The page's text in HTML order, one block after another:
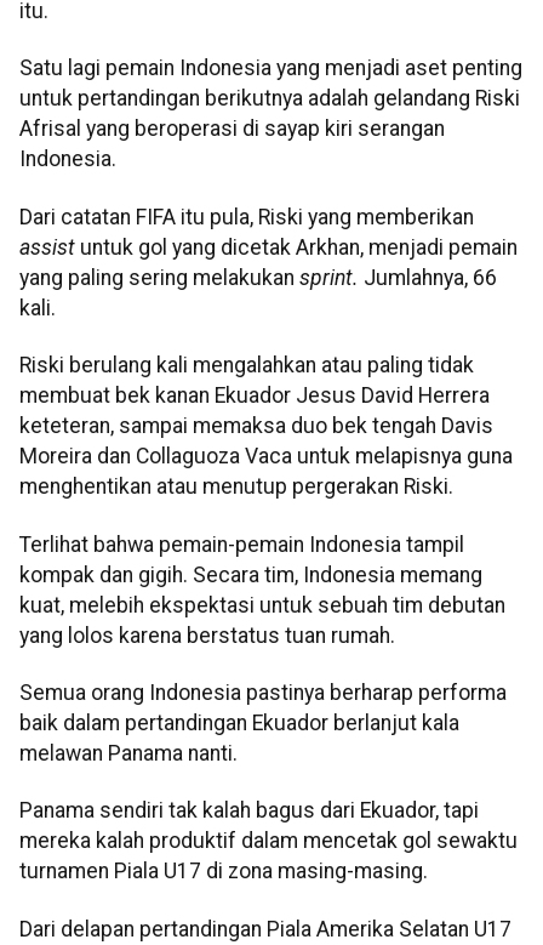
itu.
Satu lagi pemain Indonesia yang menjadi aset penting
untuk pertandingan berikutnya adalah gelandang Riski
Afrisal yang beroperasi di sayap kiri serangan
Indonesia.
Dari catatan FIFA itu pula, Riski yang memberikan
assist untuk gol yang dicetak Arkhan, menjadi pemain
yang paling sering melakukan sprint. Jumlahnya, 66
kali.
Riski berulang kali mengalahkan atau paling tidak
membuat bek kanan Ekuador Jesus David Herrera
keteteran, sampai memaksa duo bek tengah Davis
Moreira dan Collaguoza Vaca untuk melapisnya guna
menghentikan atau menutup pergerakan Riski.
Terlihat bahwa pemain-pemain Indonesia tampil
kompak dan gigih. Secara tim, Indonesia memang
kuat, melebih ekspektasi untuk sebuah tim debutan
yang lolos karena berstatus tuan rumah.
Semua orang Indonesia pastinya berharap performa
baik dalam pertandingan Ekuador berlanjut kala
melawan Panama nanti.
Panama sendiri tak kalah bagus dari Ekuador, tapi
mereka kalah produktif dalam mencetak gol sewaktu
turnamen Piala U17 di zona masing-masing.
Dari delapan pertandingan Piala Amerika Selatan U17